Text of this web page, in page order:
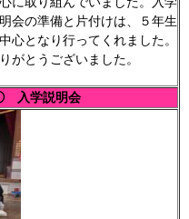
会の準備と片付けは、５年生
心となり行ってくれました。
がとうございました。
入学説明会